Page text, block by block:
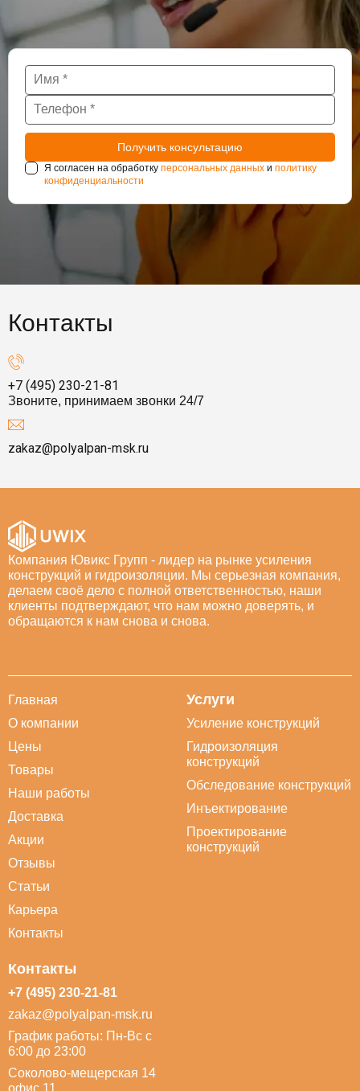
Я согласен на обработку персональных данных и политику
конфиденциальности
Контакты
+7 (495) 230-21-81
Звоните, принимаем звонки 24/7
zakaz@polyalpan-msk.ru
Компания Ювикс Групп - лидер на рынке усиления
конструкций и гидроизоляции. Мы серьезная компания,
делаем своё дело с полной ответственностью, наши
клиенты подтверждают, что нам можно доверять, и
обращаются к нам снова и снова.
Главная
О компании
Цены
Товары
Наши работы
Доставка
Акции
Отзывы
Статьи
Карьера
Контакты
Услуги
Усиление конструкций
Гидроизоляция
конструкций
Обследование конструкций
Инъектирование
Проектирование
конструкций
Контакты
+7 (495) 230-21-81
zakaz@polyalpan-msk.ru
График работы: Пн-Вс с
6:00 до 23:00
Соколово-мещерская 14
офис 11